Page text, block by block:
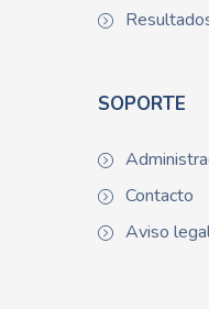
SOPORTE
Contacto
Aviso